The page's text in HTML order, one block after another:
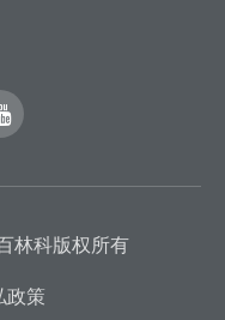
林科版权所有
政策